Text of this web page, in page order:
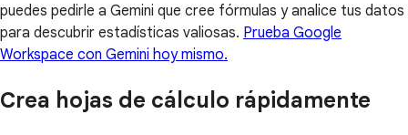
puedes pedirle a Gemini que cree fórmulas y analice tus datos
para descubrir estadísticas valiosas. Prueba Google
Workspace con Gemini hoy mismo.
Crea hojas de cálculo rápidamente